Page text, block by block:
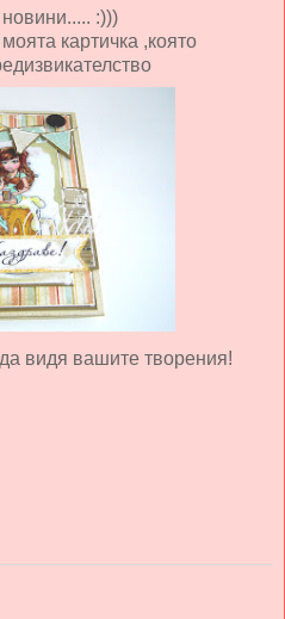
:)))
картичка ,която
видя вашите творения!